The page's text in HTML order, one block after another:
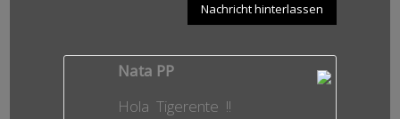
Nachricht hinterlassen
Nata PP
Hola Tigerente !!